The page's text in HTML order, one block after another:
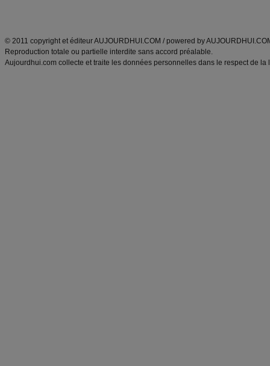
© 2011 copyright et éditeur AUJOURDHUI.COM / powered by
Reproduction totale ou partielle interdite sans accord préalable.
Aujourdhui.com collecte et traite les données personnelles dans le respect de